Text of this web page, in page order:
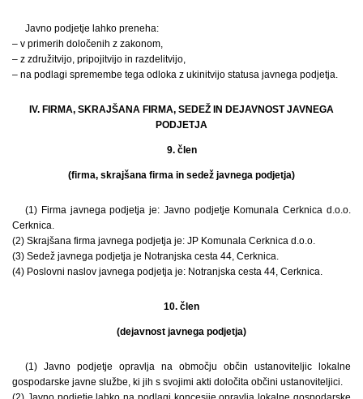
Javno podjetje lahko preneha:
– v primerih določenih z zakonom,
– z združitvijo, pripojitvijo in razdelitvijo,
– na podlagi spremembe tega odloka z ukinitvijo statusa javnega podjetja.
IV. FIRMA, SKRAJŠANA FIRMA, SEDEŽ IN DEJAVNOST JAVNEGA
PODJETJA
9. člen
(firma, skrajšana firma in sedež javnega podjetja)
(1) Firma javnega podjetja je: Javno podjetje Komunala Cerknica d.o.o.
Cerknica.
(2) Skrajšana firma javnega podjetja je: JP Komunala Cerknica d.o.o.
(3) Sedež javnega podjetja je Notranjska cesta 44, Cerknica.
(4) Poslovni naslov javnega podjetja je: Notranjska cesta 44, Cerknica.
10. člen
(dejavnost javnega podjetja)
(1) Javno podjetje opravlja na območju občin ustanoviteljic lokalne
gospodarske javne službe, ki jih s svojimi akti določita občini ustanoviteljici.